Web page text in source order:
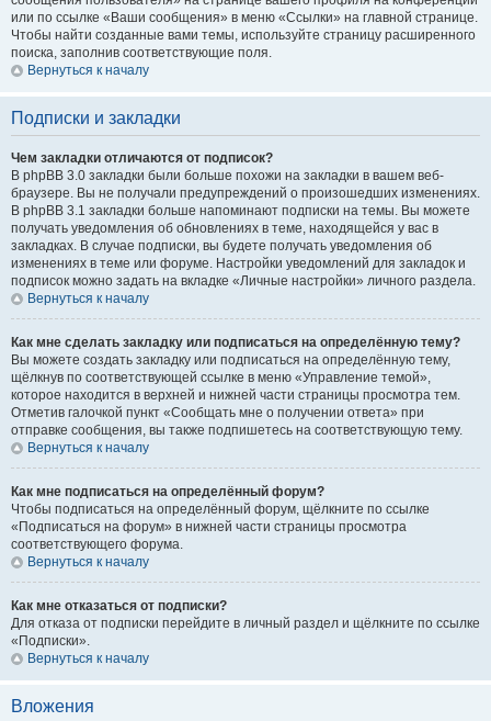
или по ссылке «Ваши сообщения» в меню «Ссылки» на главной странице.
Чтобы найти созданные вами темы, используйте страницу расширенного
поиска, заполнив соответствующие поля.
Вернуться к началу
Подписки и закладки
Чем закладки отличаются от подписок?
В phpBB 3.0 закладки были больше похожи на закладки в вашем веб-
браузере. Вы не получали предупреждений о произошедших изменениях.
В phpBB 3.1 закладки больше напоминают подписки на темы. Вы можете
получать уведомления об обновлениях в теме, находящейся у вас в
закладках. В случае подписки, вы будете получать уведомления об
изменениях в теме или форуме. Настройки уведомлений для закладок и
подписок можно задать на вкладке «Личные настройки» личного раздела.
Вернуться к началу
Как мне сделать закладку или подписаться на определённую тему?
Вы можете создать закладку или подписаться на определённую тему,
щёлкнув по соответствующей ссылке в меню «Управление темой»,
которое находится в верхней и нижней части страницы просмотра тем.
Отметив галочкой пункт «Сообщать мне о получении ответа» при
отправке сообщения, вы также подпишетесь на соответствующую тему.
Вернуться к началу
Как мне подписаться на определённый форум?
Чтобы подписаться на определённый форум, щёлкните по ссылке
«Подписаться на форум» в нижней части страницы просмотра
соответствующего форума.
Вернуться к началу
Как мне отказаться от подписки?
Для отказа от подписки перейдите в личный раздел и щёлкните по ссылке
«Подписки».
Вернуться к началу
Вложения